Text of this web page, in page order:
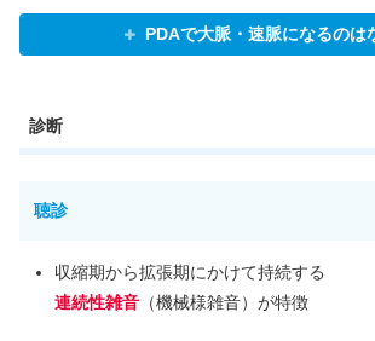
PDAで大脈・速脈になるのは
診断
聴診
収縮期から拡張期にかけて持続する
連続性雑音（機械様雑音）が特徴